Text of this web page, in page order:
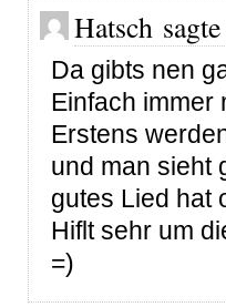
Hatsch
Da gibts nen
Einfach immer
Erstens
und man sieht
gutes Lied hat
Hiflt sehr um
=)